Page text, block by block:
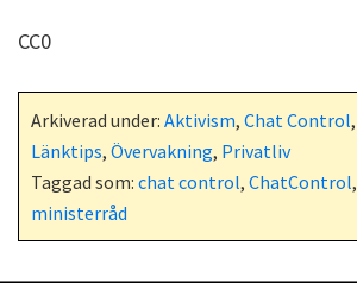
CC0
Arkiverad under: Aktivism, Chat Control,
Länktips, Övervakning, Privatliv
Taggad som: chat control, ChatControl,
ministerråd